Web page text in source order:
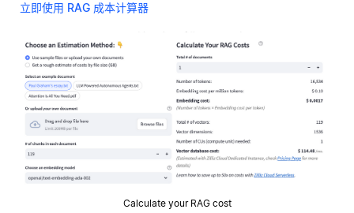
立即使用 RAG 成本计算器
Calculate your RAG cost